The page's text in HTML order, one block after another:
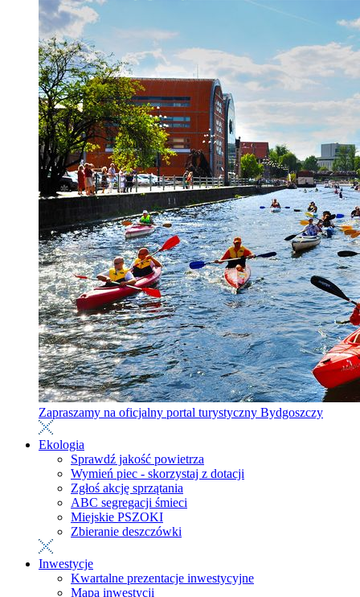
Zapraszamy na oficjalny portal turystyczny Bydgoszczy
Ekologia
Sprawdź jakość powietrza
Wymień piec - skorzystaj z dotacji
Zgłoś akcję sprzątania
ABC segregacji śmieci
Miejskie PSZOKI
Zbieranie deszczówki
Inwestycje
Kwartalne prezentacje inwestycyjne
Mapa inwestycji